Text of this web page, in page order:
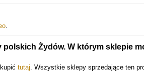
.
Żydów. W którym sklepie
tutaj. Wszystkie sklepy sprzedające ten